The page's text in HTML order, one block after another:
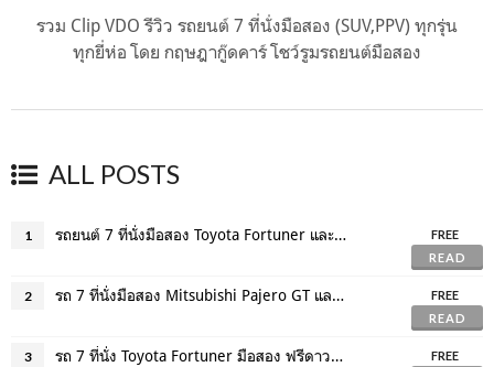
รวม Clip VDO รีวิว รถยนต์ 7 ที่นั่งมือสอง (SUV,PPV) ทุกรุ่น
ทุกยี่ห่อ โดย กฤษฎากู๊ดคาร์ โชว์รูมรถยนต์มือสอง
ALL POSTS
1 รถยนต์ 7 ที่นั่งมือสอง Toyota Fortuner และ Chevrolet Trailblaze ตัวท๊อป
FREE
READ
2 รถ 7 ที่นั่งมือสอง Mitsubishi Pajero GT และ Toyota Fortuner V ตัวท๊อปสุด ฟรีดาวน์
FREE
READ
3 รถ 7 ที่นั่ง Toyota Fortuner มือสอง ฟรีดาวน์ ตัวท๊อปสุด ตัวพิเศษ TRD
FREE